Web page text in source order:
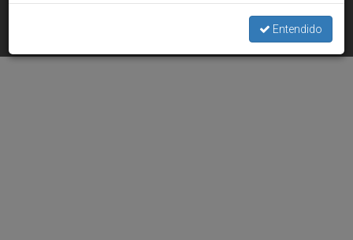
NOV 29, 2012 00:00
Entendido